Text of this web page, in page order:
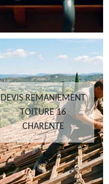
DEVIS REMANIEMENT
TOITURE 16
CHARENTE